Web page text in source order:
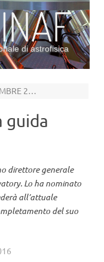
di astrofisica
DIRETTORE GENERALE DAL 1° SETTEMBRE 2017
guida
direttore generale
Lo ha nominato
all’attuale
del suo